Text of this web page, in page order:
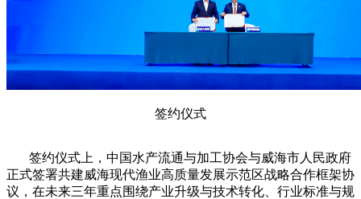
签约仪式
签约仪式上，中国水产流通与加工协会与威海市人民政府
正式签署共建威海现代渔业高质量发展示范区战略合作框架协
议，在未来三年重点围绕产业升级与技术转化、行业标准与规